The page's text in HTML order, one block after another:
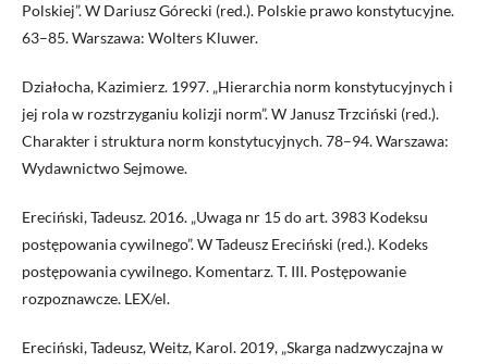
Polskiej”. W Dariusz Górecki (red.). Polskie prawo konstytucyjne.
63–85. Warszawa: Wolters Kluwer.
Działocha, Kazimierz. 1997. „Hierarchia norm konstytucyjnych i
jej rola w rozstrzyganiu kolizji norm”. W Janusz Trzciński (red.).
Charakter i struktura norm konstytucyjnych. 78–94. Warszawa:
Wydawnictwo Sejmowe.
Ereciński, Tadeusz. 2016. „Uwaga nr 15 do art. 3983 Kodeksu
postępowania cywilnego”. W Tadeusz Ereciński (red.). Kodeks
postępowania cywilnego. Komentarz. T. III. Postępowanie
rozpoznawcze. LEX/el.
Ereciński, Tadeusz, Weitz, Karol. 2019, „Skarga nadzwyczajna w